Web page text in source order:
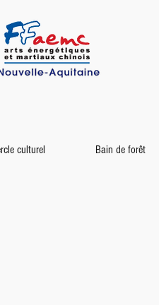
culturel Bain de forêt